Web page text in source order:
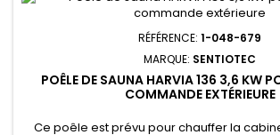
RÉFÉRENCE: 1-048-679
MARQUE: SENTIOTEC
POÊLE DE SAUNA HARVIA 136 3,6 KW
COMMANDE EXTÉRIEURE
Ce poêle est prévu pour chauffer la